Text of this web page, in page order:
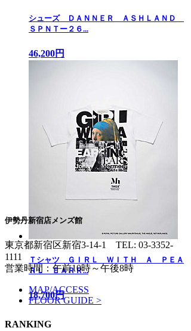
シューズ ＤＡＮＮＥＲ ＡＳＨＬＡＮＤ
ＳＰＮＴー２６...
46,200円
Ｔシャツ ＧＩＲＬ ＷＩＴＨ Ａ ＰＥＡ
ＲＬ ＥＡＲＲ...
18,700円
伊勢丹新宿店メンズ館
東京都新宿区新宿3-14-1 TEL: 03-3352-
1111
営業時間：午前10時～午後8時
MAP/ACCESS
FLOOR GUIDE >
RANKING